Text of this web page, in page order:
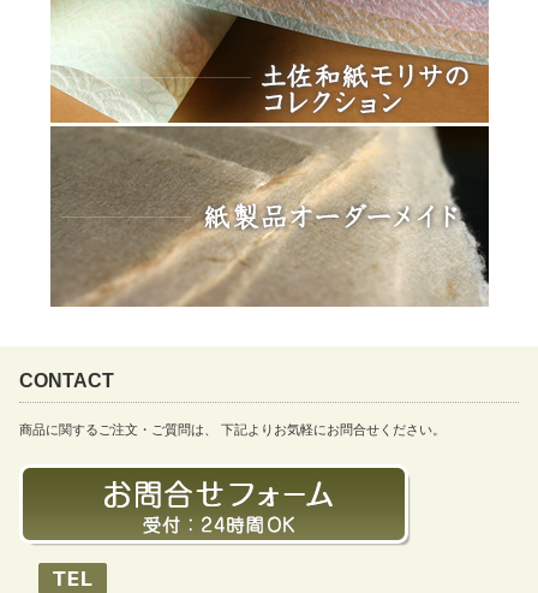
CONTACT
商品に関するご注文・ご質問は、 下記よりお気軽にお問合せください。